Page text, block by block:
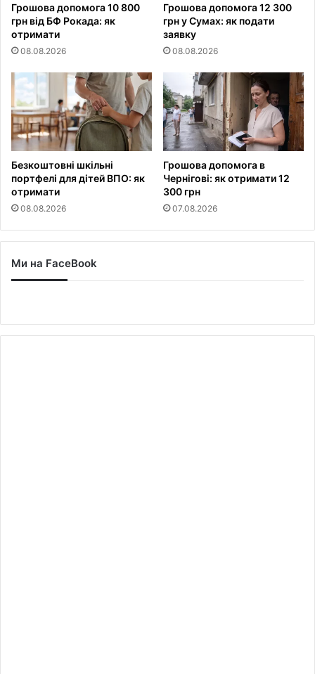
Грошова допомога 10 800
грн від БФ Рокада: як
отримати
08.08.2026
Грошова допомога 12 300
грн у Сумах: як подати
заявку
08.08.2026
Безкоштовні шкільні
портфелі для дітей ВПО: як
отримати
08.08.2026
Грошова допомога в
Чернігові: як отримати 12
300 грн
07.08.2026
Ми на FaceBook